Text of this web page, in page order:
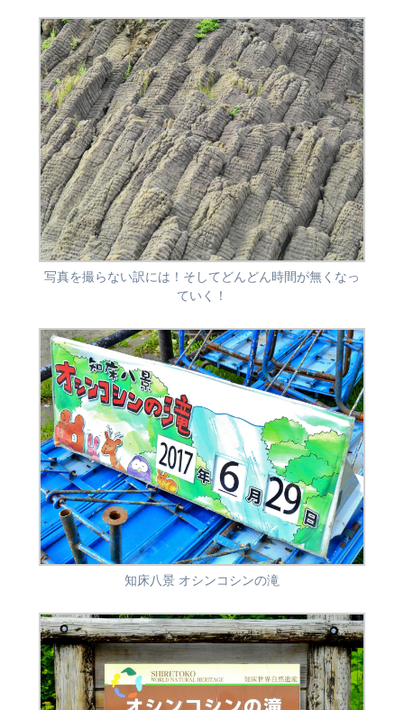
写真を撮らない訳には！そしてどんどん時間が無くなっ
ていく！
知床八景 オシンコシンの滝